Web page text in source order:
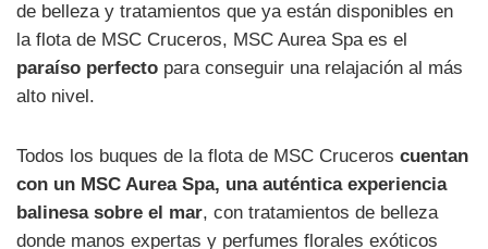
de belleza y tratamientos que ya están disponibles en
la flota de MSC Cruceros, MSC Aurea Spa es el
paraíso perfecto para conseguir una relajación al más
alto nivel.
Todos los buques de la flota de MSC Cruceros cuentan
con un MSC Aurea Spa, una auténtica experiencia
balinesa sobre el mar, con tratamientos de belleza
donde manos expertas y perfumes florales exóticos